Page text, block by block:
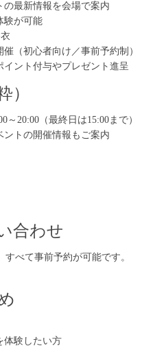
最新情報を会場で案内
験が可能
（初心者向け／事前予約制）
ント付与やプレゼント進呈
）
～20:00（最終日は15:00まで）
トの開催情報もご案内
合わせ
べて事前予約が可能です。
体験したい方